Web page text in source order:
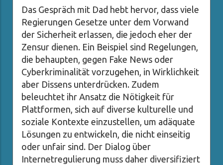
Das Gespräch mit Dad hebt hervor, dass viele
Regierungen Gesetze unter dem Vorwand
der Sicherheit erlassen, die jedoch eher der
Zensur dienen. Ein Beispiel sind Regelungen,
die behaupten, gegen Fake News oder
Cyberkriminalität vorzugehen, in Wirklichkeit
aber Dissens unterdrücken. Zudem
beleuchtet ihr Ansatz die Nötigkeit für
Plattformen, sich auf diverse kulturelle und
soziale Kontexte einzustellen, um adäquate
Lösungen zu entwickeln, die nicht einseitig
oder unfair sind. Der Dialog über
Internetregulierung muss daher diversifiziert